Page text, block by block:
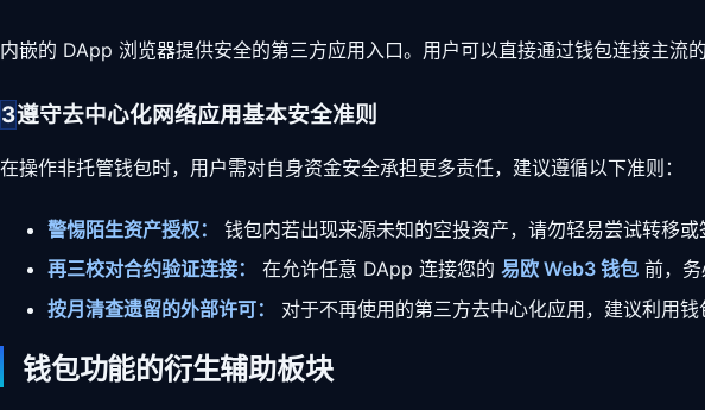
内嵌的 DApp 浏览器提供安全的第三方应用入口。用户可以直接通过钱包连接主流
3遵守去中心化网络应用基本安全准则
在操作非托管钱包时，用户需对自身资金安全承担更多责任，建议遵循以下准则：
警惕陌生资产授权：
钱包内若出现来源未知的空投资产，请勿轻易尝试转移
再三校对合约验证连接：
在允许任意 DApp 连接您的 易欧 Web3 钱包 前，
按月清查遗留的外部许可：
对于不再使用的第三方去中心化应用，建议利用
钱包功能的衍生辅助板块